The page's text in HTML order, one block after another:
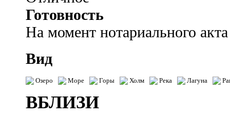
Готовность
На момент нотариального акта
Вид
Озеро Море Горы Холм Река Лагуна
ВБЛИЗИ